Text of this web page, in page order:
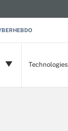
Technologies